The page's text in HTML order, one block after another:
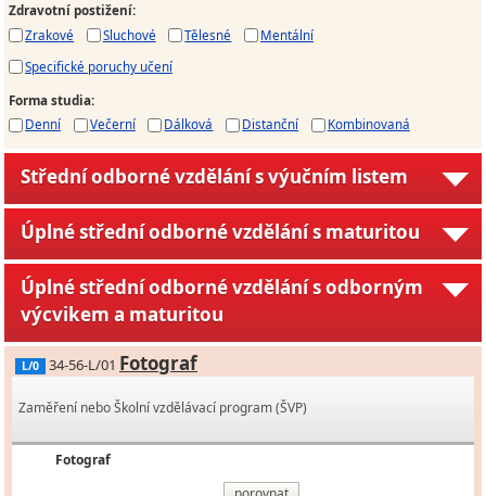
Zdravotní postižení:
Zrakové
Sluchové Tělesné
Mentální
Specifické poruchy učení
Forma studia:
Denní
Večerní Dálková Distanční Kombinovaná
Střední odborné vzdělání s výučním listem
Úplné střední odborné vzdělání s maturitou
Úplné střední odborné vzdělání s odborným
výcvikem a maturitou
L/0 34-56-L/01 Fotograf
Zaměření nebo Školní vzdělávací program (ŠVP)
Fotograf